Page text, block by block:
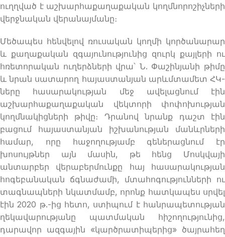
ուղղված է աշխարհաքաղաքական կողմնորոշիչների
վերջնական վերանայմանը։
Մեծապես հենվելով ռուսական կողմի կործանարար
և քաղաքական զգայունությունից զուրկ քայլերի ու
հռետորական ուղերձների վրա՝ Ն. Փաշինյանի թիմը
և նրան սատարող հայաստանյան արևմտամետ ՀԿ-
ները հասարակության մեջ ավելացնում էին
աշխարհաքաղաքական վեկտորի փոփոխության
կողմնակիցների թիվը։ Դրանով նրանք դաշտ էին
բացում հայաստանյան իշխանության մանևրների
համար, որը հաջողությամբ գեներացնում էր
խոսույթներ այն մասին, թե հենց Մոսկվայի
անտարբեր վերաբերմունքը հայ հասարակության
հոգեբանական ճգնաժամի, մտահոգությունների ու
տագնապների նկատմամբ, որոնք հատկապես սրվել
էին 2020 թ.-ից հետո, ստիպում է հանրապետության
ղեկավարությանը պատմական հիշողությունից,
դարավոր ազգային «կարծրատիպերից» ծայրահեղ